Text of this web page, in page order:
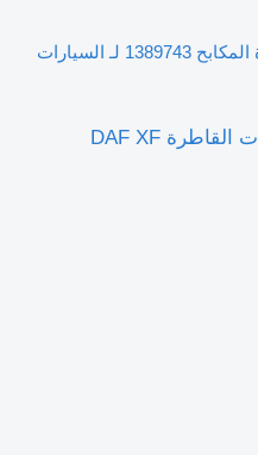
حجرة المكابح 1389743 لـ السيارات